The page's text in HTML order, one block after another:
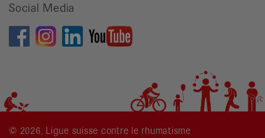
Social Media
© 2026, Ligue suisse contre le rhumatisme